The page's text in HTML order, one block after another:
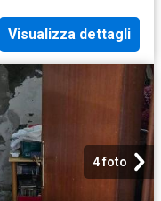
Visualizza dettagli
4 foto